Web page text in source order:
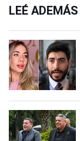
LEÉ ADEMÁS